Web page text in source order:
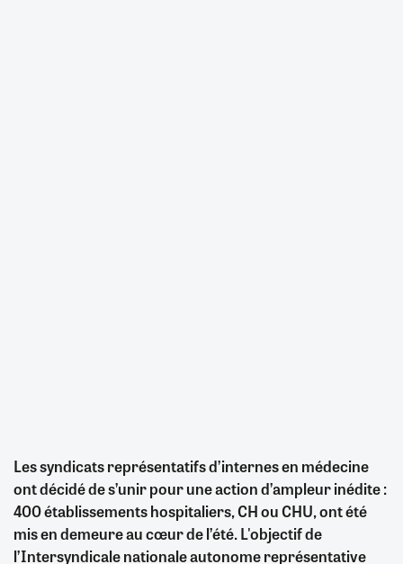
Les syndicats représentatifs d’internes en médecine
ont décidé de s’unir pour une action d’ampleur inédite :
400 établissements hospitaliers, CH ou CHU, ont été
mis en demeure au cœur de l’été. L'objectif de
l’Intersyndicale nationale autonome représentative